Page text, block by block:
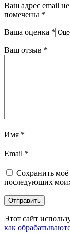
Ваш адрес email
помечены *
Ваша оценка *
Ваш отзыв *
Имя *
Email *
Сохранить моё
последующих
Этот сайт
как